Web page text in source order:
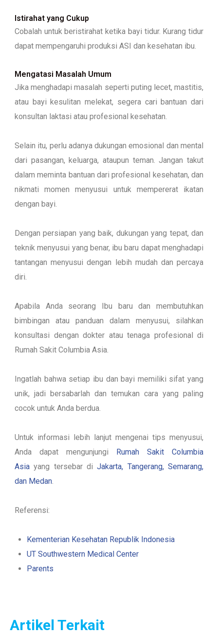
Istirahat yang Cukup
Cobalah untuk beristirahat ketika bayi tidur. Kurang tidur
dapat mempengaruhi produksi ASI dan kesehatan ibu.
Mengatasi Masalah Umum
Jika menghadapi masalah seperti puting lecet, mastitis,
atau bayi kesulitan melekat, segera cari bantuan dari
konsultan laktasi atau profesional kesehatan.
Selain itu, perlu adanya dukungan emosional dan mental
dari pasangan, keluarga, ataupun teman. Jangan takut
dalam meminta bantuan dari profesional kesehatan, dan
nikmati momen menyusui untuk mempererat ikatan
dengan bayi.
Dengan persiapan yang baik, dukungan yang tepat, dan
teknik menyusui yang benar, ibu baru dapat menghadapi
tantangan menyusui dengan lebih mudah dan percaya
diri.
Apabila Anda seorang Ibu baru dan membutuhkan
bimbingan atau panduan dalam menyusui, silahkan
konsultasi dengan dokter atau tenaga profesional di
Rumah Sakit Columbia Asia.
Ingatlah bahwa setiap ibu dan bayi memiliki sifat yang
unik, jadi bersabarlah dan temukan cara yang paling
cocok untuk Anda berdua.
Untuk informasi lebih lanjut mengenai tips menyusui,
Anda dapat mengunjungi Rumah Sakit Columbia
Asia yang tersebar diJakarta, Tangerang, Semarang,
dan Medan.
Referensi:
Kementerian Kesehatan Republik Indonesia
UT Southwestern Medical Center
Parents
Artikel Terkait